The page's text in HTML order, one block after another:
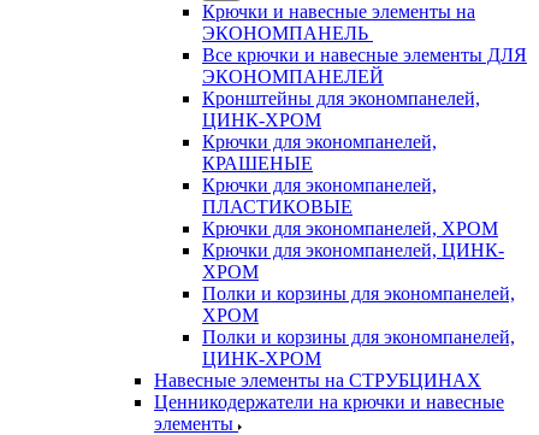
Крючки и навесные элементы на
ЭКОНОМПАНЕЛЬ
Все крючки и навесные элементы ДЛЯ
ЭКОНОМПАНЕЛЕЙ
Кронштейны для экономпанелей,
ЦИНК-ХРОМ
Крючки для экономпанелей,
КРАШЕНЫЕ
Крючки для экономпанелей,
ПЛАСТИКОВЫЕ
Крючки для экономпанелей, ХРОМ
Крючки для экономпанелей, ЦИНК-
ХРОМ
Полки и корзины для экономпанелей,
ХРОМ
Полки и корзины для экономпанелей,
ЦИНК-ХРОМ
Навесные элементы на СТРУБЦИНАХ
Ценникодержатели на крючки и навесные
элементы